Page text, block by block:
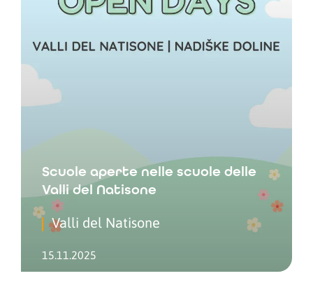
Scuole aperte nelle scuole delle
Valli del Natisone
Valli del Natisone
15.11.2025